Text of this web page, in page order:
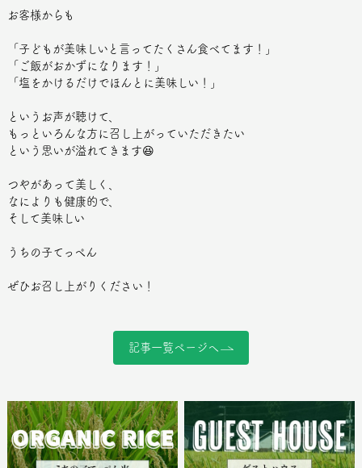
お客様からも
「子どもが美味しいと言ってたくさん食べてます！」
「ご飯がおかずになります！」
「塩をかけるだけでほんとに美味しい！」
というお声が聴けて、
もっといろんな方に召し上がっていただきたい
という思いが溢れてきます😆
つやがあって美しく、
なによりも健康的で、
そして美味しい
うちの子てっぺん
ぜひお召し上がりください！
記事一覧ページへ